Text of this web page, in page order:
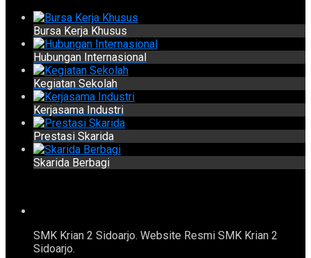
Bursa Kerja Khusus
Hubungan Internasional
Kegiatan Sekolah
Kerjasama Industri
Prestasi Skarida
Skarida Berbagi
SMK Krian 2 Sidoarjo. Website Resmi SMK Krian 2
Sidoarjo.